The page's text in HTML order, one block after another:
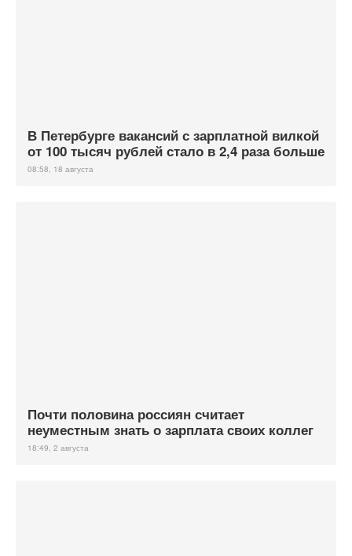
В Петербурге вакансий с зарплатной вилкой
от 100 тысяч рублей стало в 2,4 раза больше
08:58, 18 августа
Почти половина россиян считает
неуместным знать о зарплата своих коллег
18:49, 2 августа